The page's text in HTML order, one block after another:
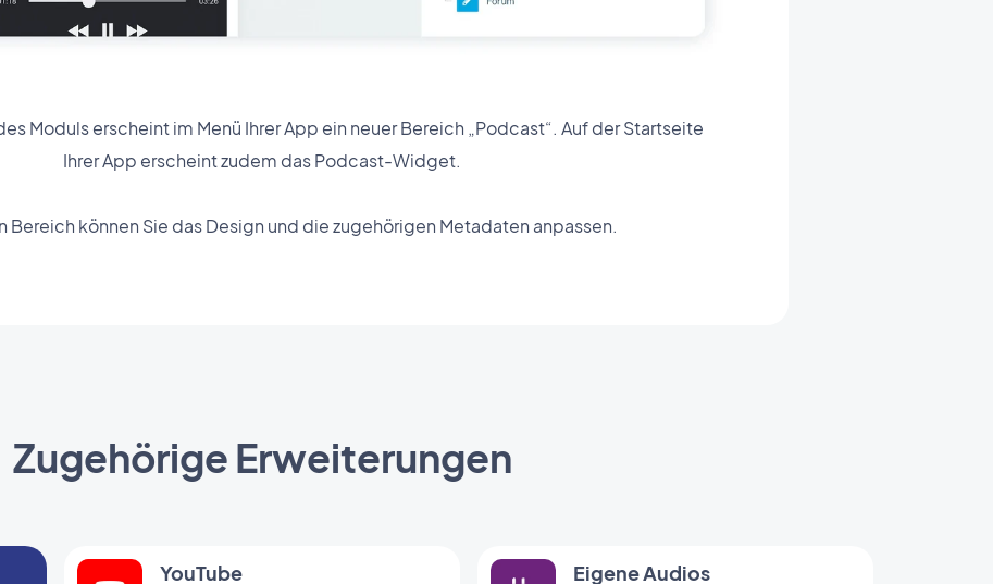
Moduls erscheint im Menü Ihrer App ein neuer Bereich „Podcast“. Auf der Startseite
Ihrer App erscheint zudem das Podcast-Widget.
Bereich können Sie das Design und die zugehörigen Metadaten anpassen.
Zugehörige Erweiterungen
YouTube Eigene Audios